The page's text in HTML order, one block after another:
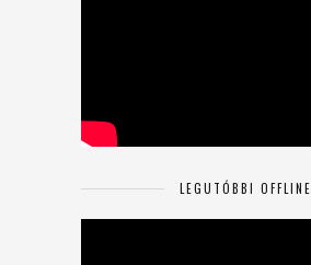
LEGUTÓBBI OFFLINE